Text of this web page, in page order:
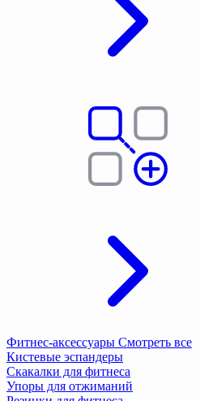
Фитнес-аксессуары Смотреть все
Кистевые эспандеры
Скакалки для фитнеса
Упоры для отжиманий